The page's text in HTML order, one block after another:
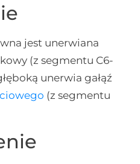
jest unerwiana
(z segmentu C6-
unerwia gałąź
(z segmentu